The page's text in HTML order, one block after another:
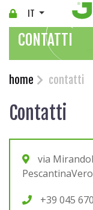
IT
CONTATTI
home contatti
Contatti
via
+39 045